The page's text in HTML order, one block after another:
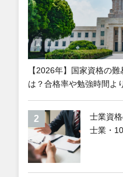
【2026年】国家資格の
は？合格率や勉強時間よ
士業資
士業・